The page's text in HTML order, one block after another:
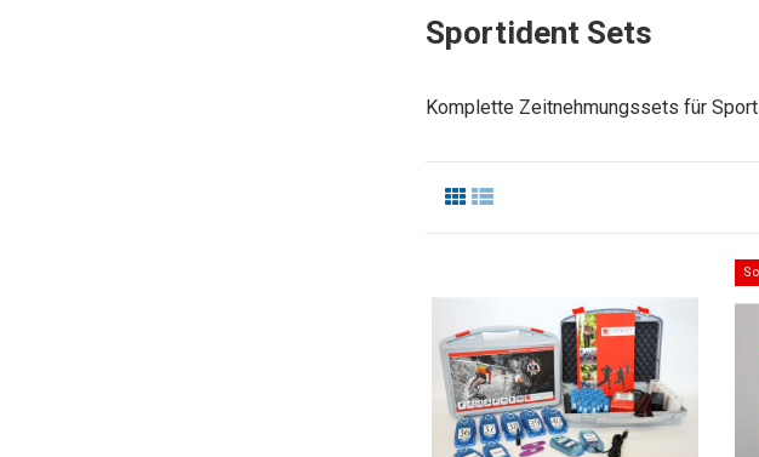
Sportident Sets
Komplette Zeitnehmungssets für